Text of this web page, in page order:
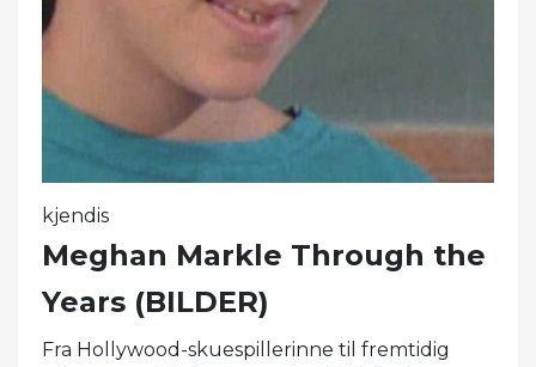
kjendis
Meghan Markle Through the
Years (BILDER)
Fra Hollywood-skuespillerinne til fremtidig